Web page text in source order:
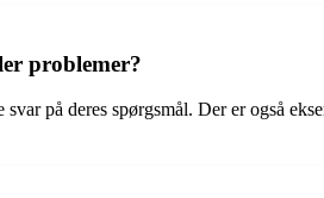
problemer?
på deres spørgsmål. Der er også